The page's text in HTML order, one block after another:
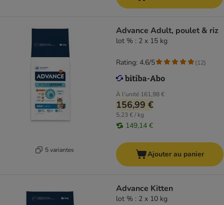
5 variantes
Advance Adult, poulet & riz
lot % : 2 x 15 kg
À l'unité 161,98 €
156,99 €
5,23 € / kg
149,14 €
Rating: 4.6/5 (12)
Ajouter au panier
Advance Kitten
lot % : 2 x 10 kg